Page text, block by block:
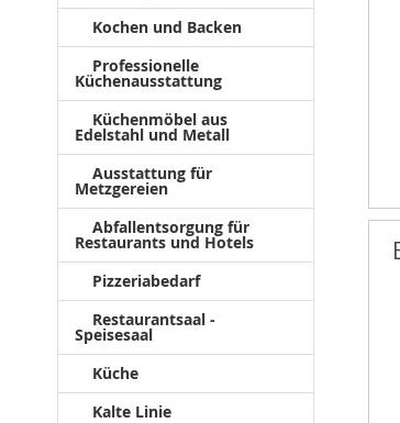
Kochen und Backen
Professionelle
Küchenausstattung
Küchenmöbel aus
Edelstahl und Metall
Ausstattung für
Metzgereien
Abfallentsorgung für
Restaurants und Hotels
Pizzeriabedarf
Restaurantsaal -
Speisesaal
Küche
Kalte Linie